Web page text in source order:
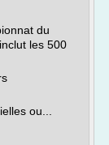
du
les 500
ou...